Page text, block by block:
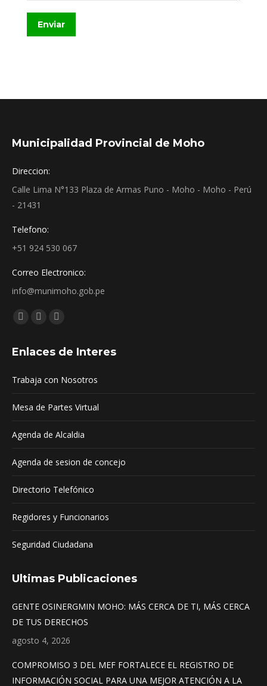
Enviar
Municipalidad Provincial de Moho
Direccion:
Calle Lima N°133 Plaza de Armas Puno - Moho - Moho - Perú
- 21431
Telefono:
+51 924 530 067
Correo Electronico:
info@munimoho.gob.pe
Encuéntranos en:
Facebook
opens
new
YouTube
opens
new
Mail
opens
new
Enlaces de Interes
Trabaja con Nosotros
Mesa de Partes Virtual
Agenda de Alcaldia
Agenda de sesion de concejo
Directorio Telefónico
Regidores y Funcionarios
Seguridad Ciudadana
Ultimas Publicaciones
GENTE OSINERGMIN MOHO: MÁS CERCA DE TI, MÁS CERCA
DE TUS DERECHOS
agosto 4, 2026
COMPROMISO 3 DEL MEF FORTALECE EL REGISTRO DE
INFORMACIÓN SOCIAL PARA UNA MEJOR ATENCIÓN A LA